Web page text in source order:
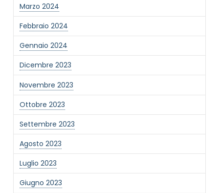
Marzo 2024
Febbraio 2024
Gennaio 2024
Dicembre 2023
Novembre 2023
Ottobre 2023
Settembre 2023
Agosto 2023
Luglio 2023
Giugno 2023
Newsletter
Desidero rimanere aggiornato sulle ultime
novità dell'Associazione tramite l'iscrizione alla
newsletter
Invia